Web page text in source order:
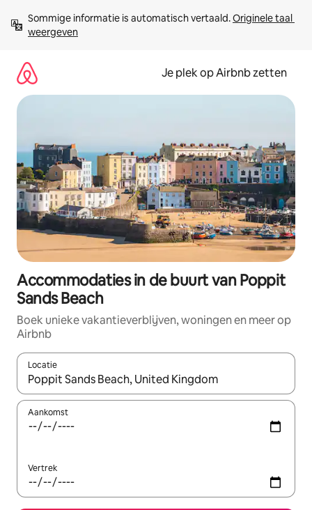
direct
naar
Sommige informatie is automatisch vertaald. Originele taal
weergeven
Je plek op Airbnb zetten
Accommodaties in de buurt van Poppit
Sands Beach
Boek unieke vakantieverblijven, woningen en meer op
Airbnb
Locatie
Wanneer er resultaten beschikbaar zijn, maak je een keuze
Aankomst
Vertrek